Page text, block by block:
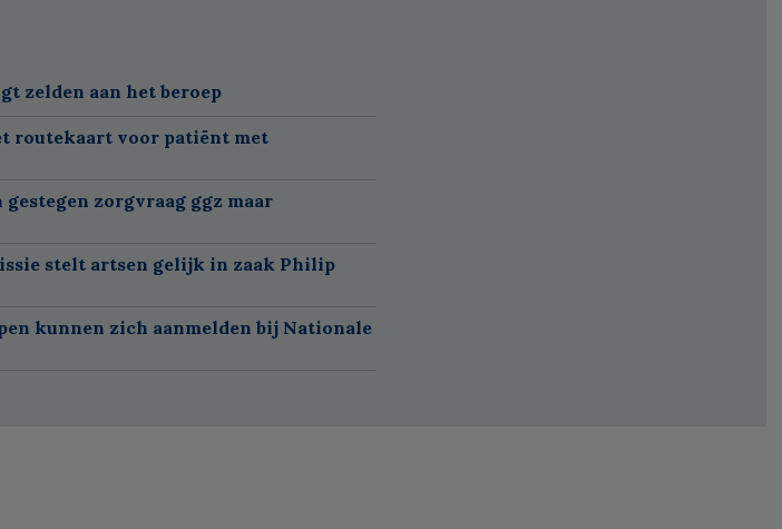
zelden aan het beroep
routekaart voor patiënt met
zorgvraag ggz maar
stelt artsen gelijk in zaak Philip
kunnen zich aanmelden bij Nationale